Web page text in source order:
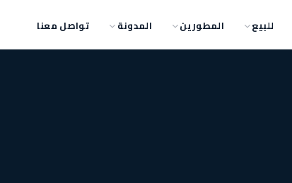
للبيع المطورين المدونة تواصل معنا